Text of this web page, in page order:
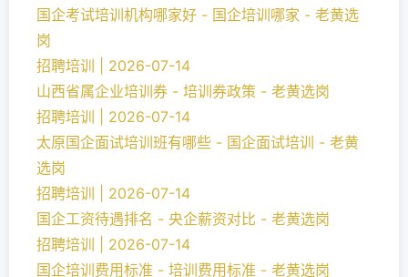
国企考试培训机构哪家好 - 国企培训哪家 - 老黄选
岗
招聘培训 | 2026-07-14
山西省属企业培训券 - 培训券政策 - 老黄选岗
招聘培训 | 2026-07-14
太原国企面试培训班有哪些 - 国企面试培训 - 老黄
选岗
招聘培训 | 2026-07-14
国企工资待遇排名 - 央企薪资对比 - 老黄选岗
招聘培训 | 2026-07-14
国企培训费用标准 - 培训费用标准 - 老黄选岗